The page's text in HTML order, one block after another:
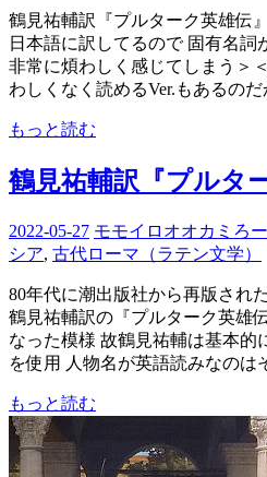
鶴見祐輔訳『プルターク英雄伝
日本語に訳してるので 固有名詞
非常に煩わしく感じてしまう＞
わしくなく読めるVer.もあるの
もっと読む
鶴見祐輔訳『プルタ
2022-05-27 モモイロオオカミろ
シア, 古代ローマ（ラテン文学）
80年代に潮出版社から再版され
鶴見祐輔訳の『プルターク英雄
なった模様 故鶴見祐輔は基本的
を使用 人物名が英語読みなの
もっと読む